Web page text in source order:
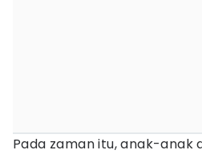
Pada zaman itu, anak-